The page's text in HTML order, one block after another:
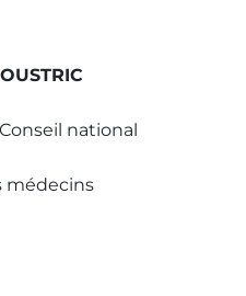
Conseil national
des médecins de